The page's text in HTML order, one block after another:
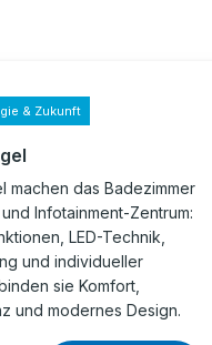
& Zukunft
machen das Badezimmer
Infotainment-Zentrum:
LED-Technik,
und individueller
sie Komfort,
und modernes Design.